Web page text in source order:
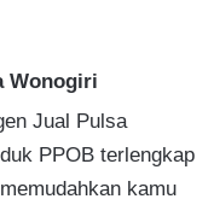
Wonogiri
Jual Pulsa
PPOB terlengkap
kamu